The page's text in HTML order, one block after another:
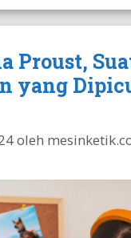
Proust,
yang
oleh